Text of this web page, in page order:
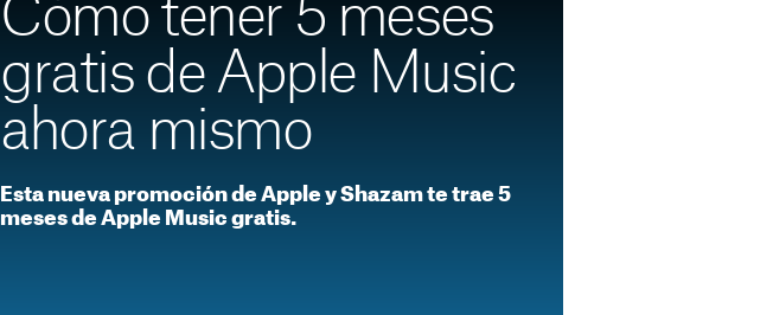
Cómo tener 5 meses
gratis de Apple Music
ahora mismo
Esta nueva promoción de Apple y Shazam te trae 5
meses de Apple Music gratis.